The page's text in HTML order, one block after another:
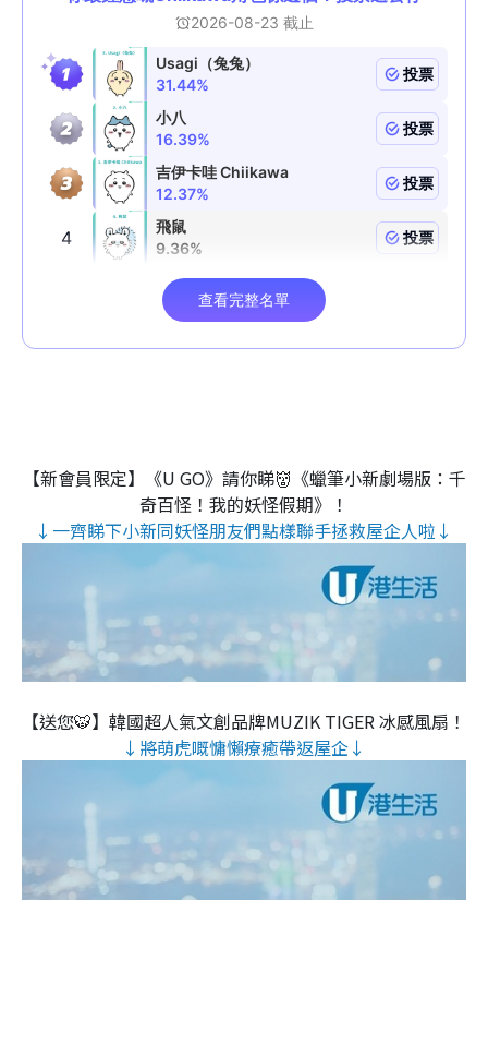
【新會員限定】《U GO》請你睇👹《蠟筆小新劇場版：千
奇百怪！我的妖怪假期》！
↓一齊睇下小新同妖怪朋友們點樣聯手拯救屋企人啦↓
【送您🐯】韓國超人氣文創品牌MUZIK TIGER 冰感風扇！
↓將萌虎嘅慵懶療癒帶返屋企↓